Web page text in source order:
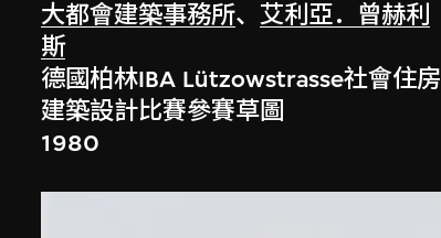
大都會建築事務所、艾利亞．曾赫利
斯
德國柏林IBA Lützowstrasse社會住房
建築設計比賽參賽草圖
1980